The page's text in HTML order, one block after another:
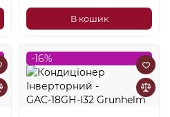
В кошик
-16%